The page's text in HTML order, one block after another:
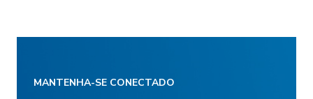
MANTENHA-SE CONECTADO